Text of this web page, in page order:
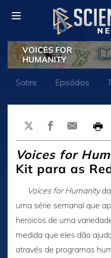
VOICES FOR
HUMANITY
Sobre Episódios
Voices for
Kit para as
Voices for Humanityda
uma série semanal que
heroicos de uma
medida que eles dão
através de programas